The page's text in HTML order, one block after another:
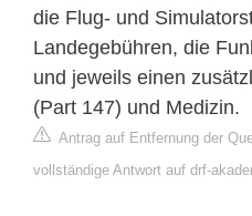
die Flug- und
Landegebühren, die
und jeweils einen
(Part 147) und Medizin.
Antrag auf Entfernung der
vollständige Antwort auf drf-